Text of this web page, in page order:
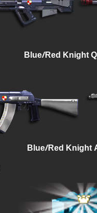
Blue/Red Knight
Blue/Red Knight